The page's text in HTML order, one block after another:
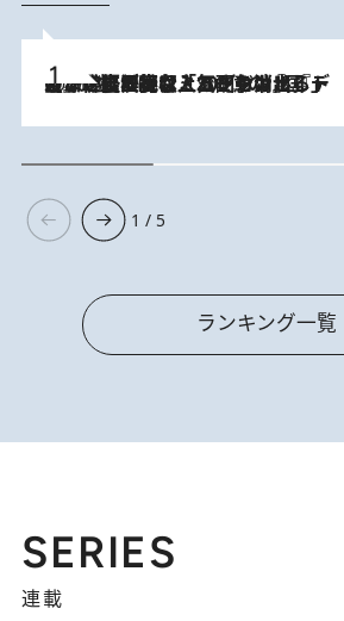
2026.8.5
【なぜ吉沢亮は「気配を消せる」のか？】興行収入208億の『国宝』を経て挑むミュージカル『ディア・エヴァン・ハンセン』。トップ俳優が舞台上でさらけ出した“孤独”とは
1 / 5
ランキング一覧
SERIES
連載